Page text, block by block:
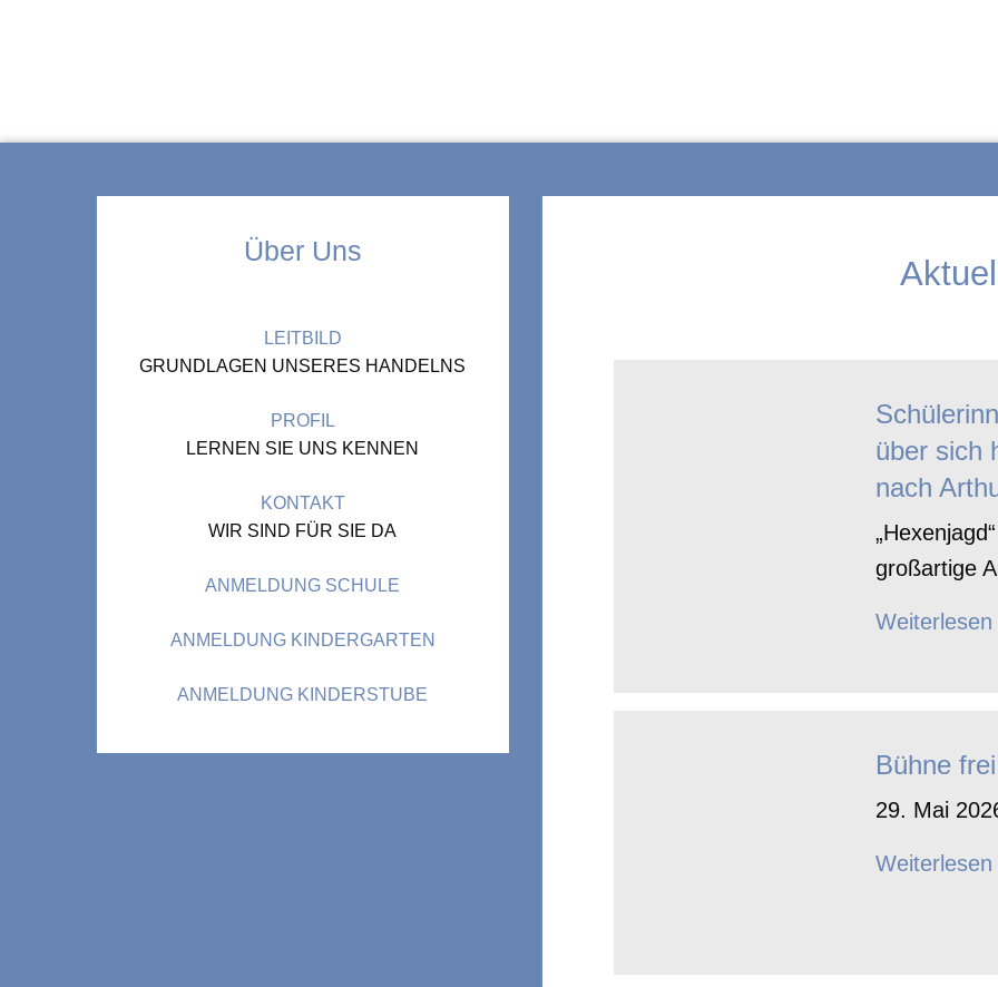
Über Uns
LEITBILD
GRUNDLAGEN UNSERES HANDELNS
PROFIL
LERNEN SIE UNS KENNEN
KONTAKT
WIR SIND FÜR SIE DA
ANMELDUNG SCHULE
ANMELDUNG KINDERGARTEN
ANMELDUNG KINDERSTUBE
über sich
nach
großartige
Weiterlesen
Bühne frei
29. Mai
Weiterlesen